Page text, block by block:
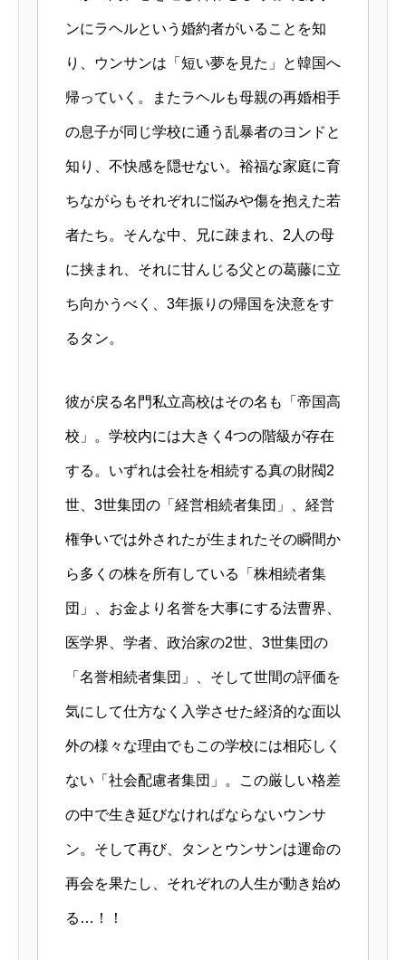
ンにラヘルという婚約者がいることを知
り、ウンサンは「短い夢を見た」と韓国へ
帰っていく。またラヘルも母親の再婚相手
の息子が同じ学校に通う乱暴者のヨンドと
知り、不快感を隠せない。裕福な家庭に育
ちながらもそれぞれに悩みや傷を抱えた若
者たち。そんな中、兄に疎まれ、2人の母
に挟まれ、それに甘んじる父との葛藤に立
ち向かうべく、3年振りの帰国を決意をす
るタン。
彼が戻る名門私立高校はその名も「帝国高
校」。学校内には大きく4つの階級が存在
する。いずれは会社を相続する真の財閥2
世、3世集団の「経営相続者集団」、経営
権争いでは外されたが生まれたその瞬間か
ら多くの株を所有している「株相続者集
団」、お金より名誉を大事にする法曹界、
医学界、学者、政治家の2世、3世集団の
「名誉相続者集団」、そして世間の評価を
気にして仕方なく入学させた経済的な面以
外の様々な理由でもこの学校には相応しく
ない「社会配慮者集団」。この厳しい格差
の中で生き延びなければならないウンサ
ン。そして再び、タンとウンサンは運命の
再会を果たし、それぞれの人生が動き始め
る…！！